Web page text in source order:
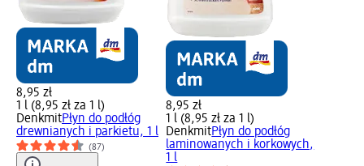
8,95 zł
1 l (8,95 zł za 1 l)
DenkmitPłyn do podłóg
drewnianych i parkietu, 1 l
(87)
8,95 zł
1 l (8,95 zł za 1 l)
DenkmitPłyn do podłóg
laminowanych i korkowych,
1 l